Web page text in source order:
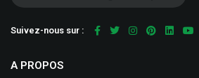
Suivez-nous sur :
A PROPOS